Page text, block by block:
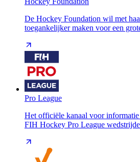
De Hockey Foundation wil met
toegankelijker maken voor een
Pro League
Het officiële kanaal voor
FIH Hockey Pro League